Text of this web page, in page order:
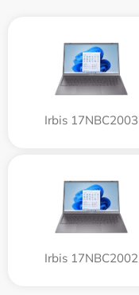
Irbis 17NBC2003
Irbis 17NBC2002